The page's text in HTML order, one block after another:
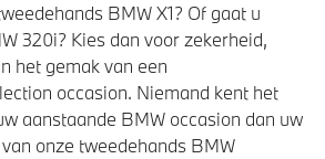
BMW X1? Of gaat u
320i? Kies dan voor zekerheid,
het gemak van een
occasion. Niemand kent het
aanstaande BMW occasion dan uw
onze tweedehands BMW